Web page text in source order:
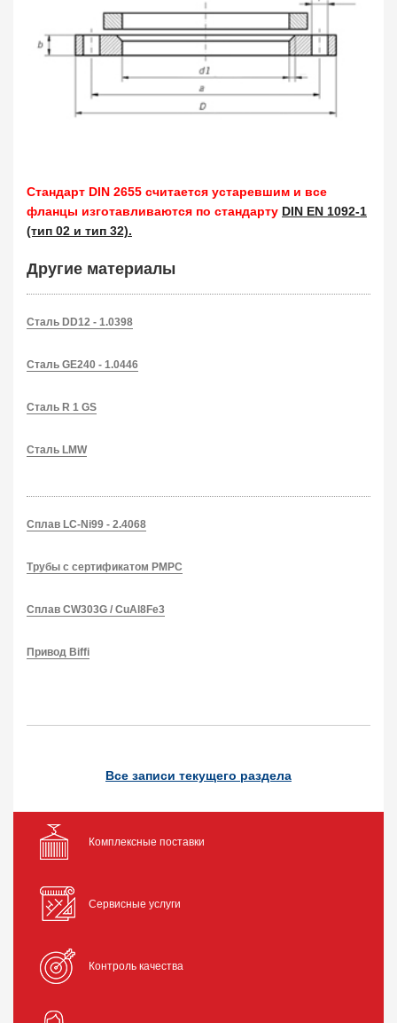
Стандарт DIN 2655 считается устаревшим и все
фланцы изготавливаются по стандарту DIN EN 1092-1
(тип 02 и тип 32).
Другие материалы
Сталь DD12 - 1.0398
Сталь GE240 - 1.0446
Сталь R 1 GS
Сталь LMW
Сплав LC-Ni99 - 2.4068
Трубы c сертификатом РМРС
Сплав CW303G / CuAl8Fe3
Привод Biffi
Все записи текущего раздела
Комплексные поставки
Сервисные услуги
Контроль качества